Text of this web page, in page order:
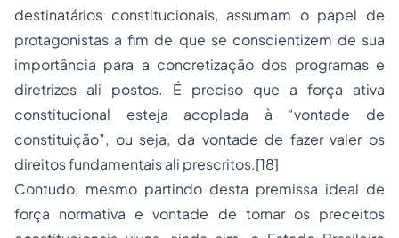
destinatários constitucionais, assumam o papel de
protagonistas a fim de que se conscientizem de sua
importância para a concretização dos programas e
diretrizes ali postos. É preciso que a força ativa
constitucional esteja acoplada à “vontade de
constituição”, ou seja, da vontade de fazer valer os
direitos fundamentais ali prescritos.[18]
Contudo, mesmo partindo desta premissa ideal de
força normativa e vontade de tornar os preceitos